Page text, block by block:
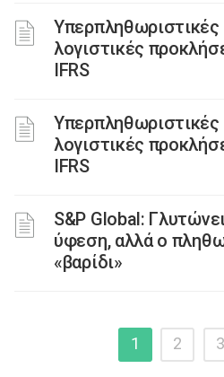
Υπερπληθωριστικές
λογιστικές
IFRS
Υπερπληθωριστικές
λογιστικές
IFRS
S&P Global:
ύφεση, αλλά ο
«βαρίδι»
1 2 3